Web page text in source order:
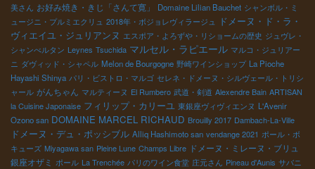
美さん お好み焼き・きじ「さんて寛」 Domaine Lilian Bauchet シャンボル・ミ
ュージニ・プルミエクリュ 2018年・ボジョレヴィラージュ
ドメーヌ・ド・ラ・
ヴィエイユ・ジュリアンヌ エスポア・よろずや・リショームの歴史 ジュヴレ・
シャンべルタン Leynes Tsuchida マルセル・ラピエール マルコ・ジュリアー
ニ ダヴィッド・シャペル Melon de Bourgogne 野崎ワインショップ La Pioche
Hayashi Shinya パリ・ビストロ・マルゴ セレネ・ドメーヌ・シルヴェール・トリシ
ャール がんちゃん マルティーヌ El Rumbero 武道・剣道 Alexendre Bain ARTISAN
la Cuisine Japonaise フィリップ・カリーユ 東銀座ヴィヴィエンヌ L'Avenir
Ozono san DOMAINE MARCEL RICHAUD Brouilly 2017 Dambach-La-Ville
ドメーヌ・デュ・ポッシブル Alliq Hashimoto san vendange 2021 ポール・ボ
キューズ Miyagawa san Pleine Lune Champs Libre ドメーヌ・ミレーヌ・ブリュ
銀座オザミ ポール La Trenchée パリのワイン食堂 庄元さん Pineau d'Aunis サバニ